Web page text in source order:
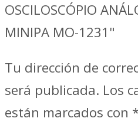
OSCILOSCÓPIO
MINIPA MO-1231"
Tu dirección de
será publicada. Los
están marcados con